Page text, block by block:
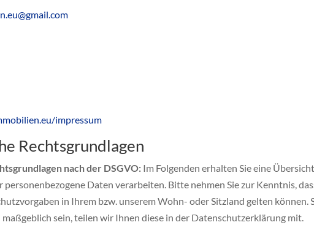
impressum
Rechtsgrundlagen
nach der DSGVO: Im Folgenden erhalten Sie eine
personenbezogene Daten verarbeiten. Bitte nehmen Sie zur Kenntnis,
in Ihrem bzw. unserem Wohn- oder Sitzland gelten können.
sein, teilen wir Ihnen diese in der Datenschutzerklärung mit.